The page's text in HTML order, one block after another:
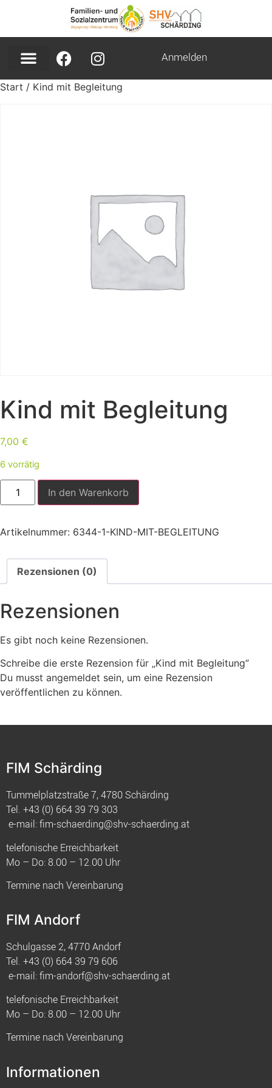
Anmelden
Start / Kind mit Begleitung
Kind mit Begleitung
7,00 €
6 vorrätig
In den Warenkorb
Artikelnummer: 6344-1-KIND-MIT-BEGLEITUNG
Rezensionen (0)
Rezensionen
Es gibt noch keine Rezensionen.
Schreibe die erste Rezension für „Kind mit Begleitung“
Du musst angemeldet sein, um eine Rezension
veröffentlichen zu können.
FIM Schärding
Tummelplatzstraße 7, 4780 Schärding
Tel. +43 (0) 664 39 79 303
e-mail:fim-schaerding@shv-schaerding.at
telefonische Erreichbarkeit
Mo – Do: 8.00 – 12.00 Uhr
Termine nach Vereinbarung
FIM Andorf
Schulgasse 2, 4770 Andorf
Tel. +43 (0) 664 39 79 606
e-mail:fim-andorf@shv-schaerding.at
telefonische Erreichbarkeit
Mo – Do: 8.00 – 12.00 Uhr
Termine nach Vereinbarung
Informationen